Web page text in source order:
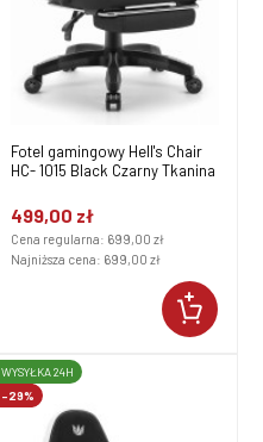
Fotel gamingowy Hell's Chair
HC- 1015 Black Czarny Tkanina
499,00 zł
Cena regularna: 699,00 zł
Najniższa cena: 699,00 zł
-29%
WYSYŁKA 24H